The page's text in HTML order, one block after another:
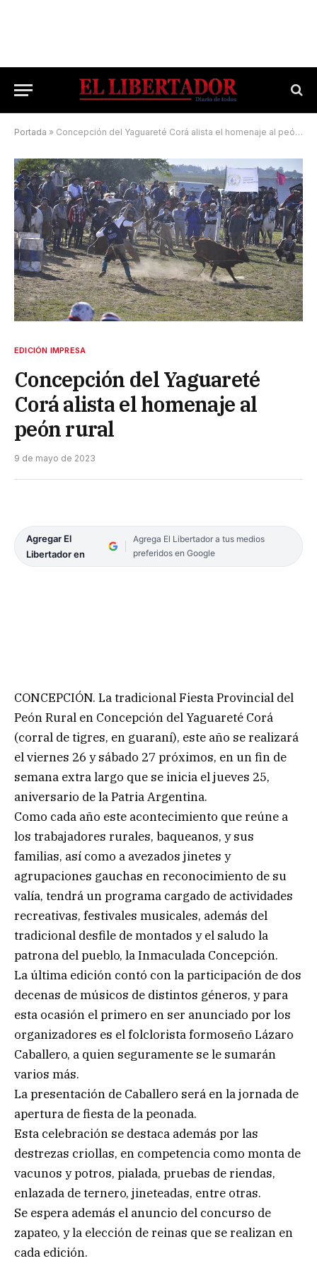
Portada » Concepción del Yaguareté Corá alista el homenaje al peón rural
EDICIÓN IMPRESA
Concepción del Yaguareté
Corá alista el homenaje al
peón rural
9 de mayo de 2023
Agregar El
Libertador en
Agrega El Libertador a tus medios
preferidos en Google
CONCEPCIÓN. La tradicional Fiesta Provincial del
Peón Rural en Concepción del Yaguareté Corá
(corral de tigres, en guaraní), este año se realizará
el viernes 26 y sábado 27 próximos, en un fin de
semana extra largo que se inicia el jueves 25,
aniversario de la Patria Argentina.
Como cada año este acontecimiento que reúne a
los trabajadores rurales, baqueanos, y sus
familias, así como a avezados jinetes y
agrupaciones gauchas en reconocimiento de su
valía, tendrá un programa cargado de actividades
recreativas, festivales musicales, además del
tradicional desfile de montados y el saludo la
patrona del pueblo, la Inmaculada Concepción.
La última edición contó con la participación de dos
decenas de músicos de distintos géneros, y para
esta ocasión el primero en ser anunciado por los
organizadores es el folclorista formoseño Lázaro
Caballero, a quien seguramente se le sumarán
varios más.
La presentación de Caballero será en la jornada de
apertura de fiesta de la peonada.
Esta celebración se destaca además por las
destrezas criollas, en competencia como monta de
vacunos y potros, pialada, pruebas de riendas,
enlazada de ternero, jineteadas, entre otras.
Se espera además el anuncio del concurso de
zapateo, y la elección de reinas que se realizan en
cada edición.